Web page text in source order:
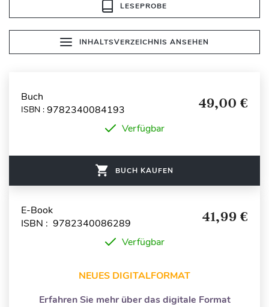
LESEPROBE
INHALTSVERZEICHNIS ANSEHEN
Buch
ISBN : 9782340084193 49,00 €
Verfügbar
BUCH KAUFEN
E-Book
ISBN : 9782340086289
41,99 €
Verfügbar
NEUES DIGITALFORMAT
Erfahren Sie mehr über das digitale Format